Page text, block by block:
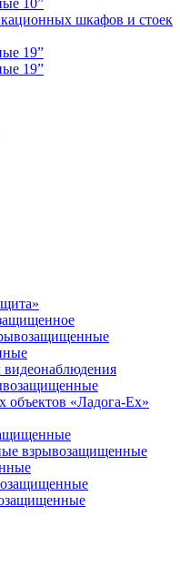
10”
шкафов и стоек
19”
19”
«Ладога-Ex»
взрывозащищенные